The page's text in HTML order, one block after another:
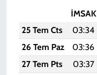
İMSAK
25 Tem Cts
03:34
26 Tem Paz
03:36
27 Tem Pts
03:37